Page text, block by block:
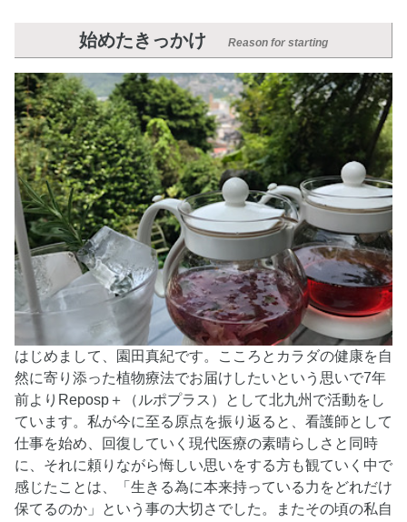
始めたきっかけ Reason for starting
はじめまして、園田真紀です。こころとカラダの健康を自
然に寄り添った植物療法でお届けしたいという思いで7年
前よりReposp＋（ルポプラス）として北九州で活動をし
ています。私が今に至る原点を振り返ると、看護師として
仕事を始め、回復していく現代医療の素晴らしさと同時
に、それに頼りながら悔しい思いをする方も観ていく中で
感じたことは、「生きる為に本来持っている力をどれだけ
保てるのか」という事の大切さでした。またその頃の私自